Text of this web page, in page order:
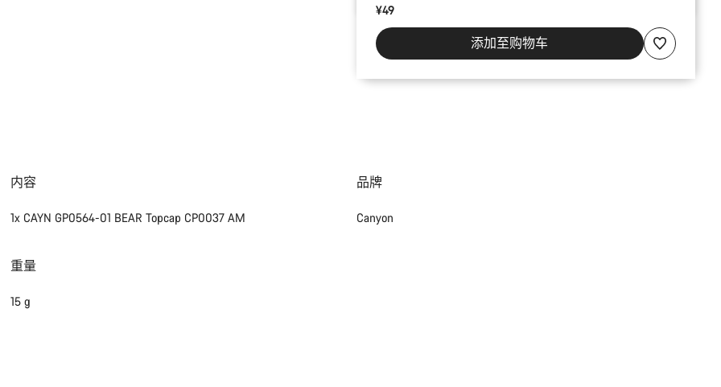
¥49
添加至购物车
内容
1x CAYN GP0564-01 BEAR Topcap CP0037 AM
品牌
Canyon
重量
15 g